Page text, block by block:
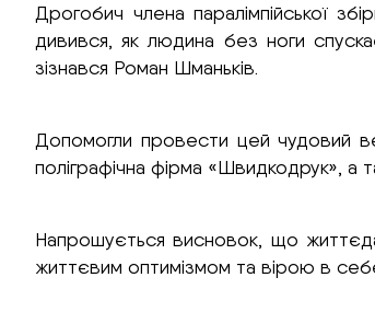
Дрогобич члена паралімпійської
дивився, як людина без ноги
зізнався Роман Шманьків.
Допомогли провести цей чудовий
поліграфічна фірма «Швидкодрук», а
Напрошується висновок, що
життєвим оптимізмом та вірою в